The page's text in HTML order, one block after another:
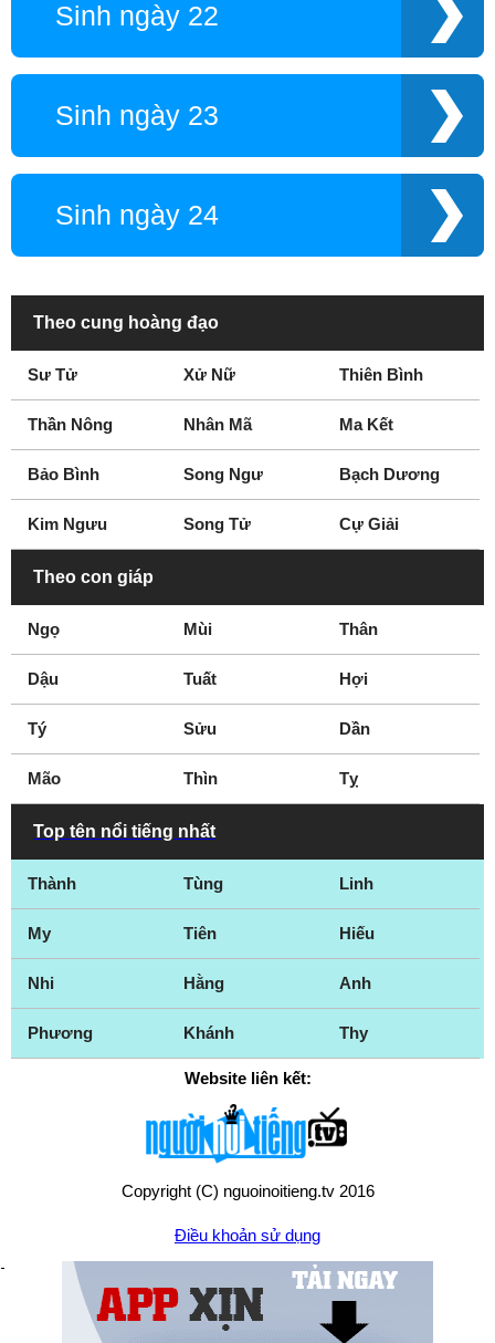
Sinh ngày 22
Sinh ngày 23
Sinh ngày 24
Theo cung hoàng đạo
Sư Tử Xử Nữ Thiên Bình
Thần Nông Nhân Mã Ma Kết
Bảo Bình Song Ngư Bạch Dương
Kim Ngưu Song Tử Cự Giải
Theo con giáp
Ngọ Mùi Thân
Dậu Tuất Hợi
Tý Sửu Dần
Mão Thìn Tỵ
Top tên nổi tiếng nhất
Thành Tùng Linh
My Tiên Hiếu
Nhi Hằng Anh
Phương Khánh Thy
Website liên kết:
Copyright (C) nguoinoitieng.tv 2016
Điều khoản sử dụng